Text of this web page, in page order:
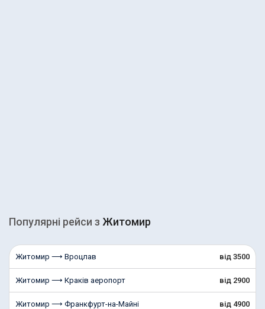
Популярні рейcи з Житомир
Житомир ⟶ Вроцлав від 3500
Житомир ⟶ Краків аеропорт від 2900
Житомир ⟶ Франкфурт-на-Майні від 4900